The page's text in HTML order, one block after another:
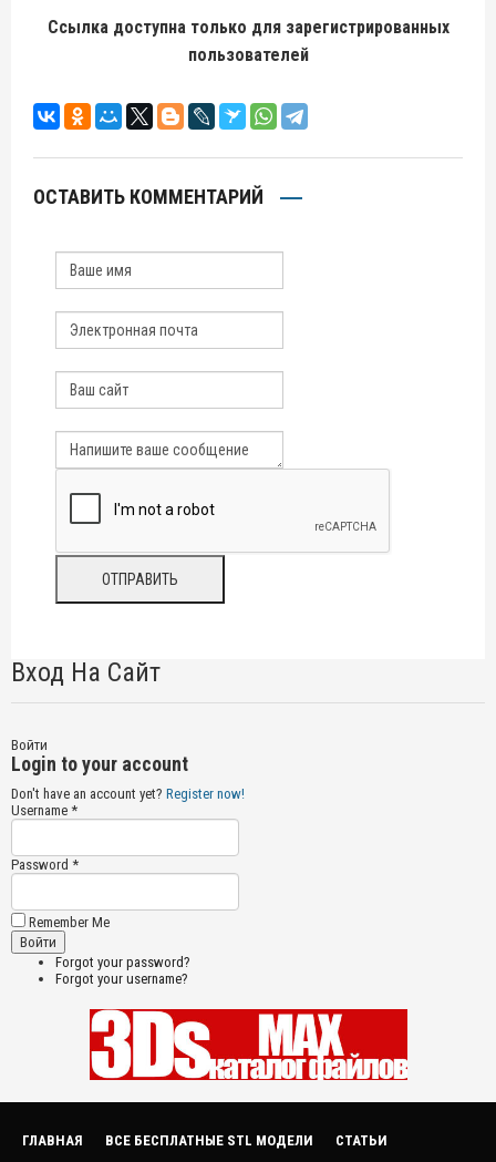
Ссылка доступна только для зарегистрированных
пользователей
ОСТАВИТЬ КОММЕНТАРИЙ
Вход На Сайт
Войти
Login to your account
Don't have an account yet? Register now!
Username *
Password *
Remember Me
Forgot your password?
Forgot your username?
ГЛАВНАЯ ВСЕ БЕСПЛАТНЫЕ STL МОДЕЛИ СТАТЬИ